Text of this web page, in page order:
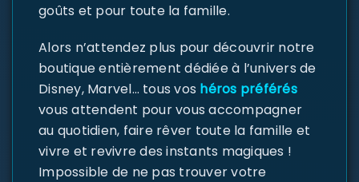
goûts et pour toute la famille.
Alors n’attendez plus pour découvrir notre
boutique entièrement dédiée à l’univers de
Disney, Marvel… tous vos héros préférés
vous attendent pour vous accompagner
au quotidien, faire rêver toute la famille et
vivre et revivre des instants magiques !
Impossible de ne pas trouver votre